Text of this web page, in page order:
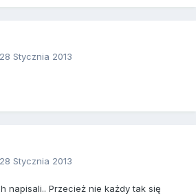
28 Stycznia 2013
28 Stycznia 2013
napisali.. Przecież nie każdy tak się